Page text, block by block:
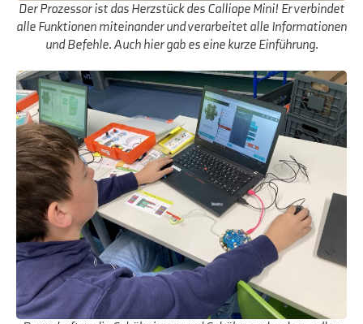
Der Prozessor ist das Herzstück des Calliope Mini! Er verbindet
alle Funktionen miteinander und verarbeitet alle Informationen
und Befehle. Auch hier gab es eine kurze Einführung.